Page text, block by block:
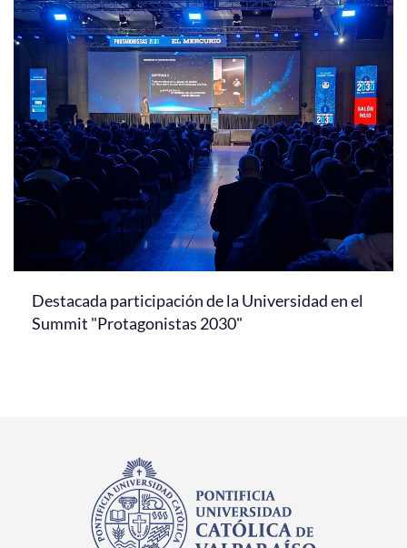
Destacada participación de la Universidad en el
Summit "Protagonistas 2030"